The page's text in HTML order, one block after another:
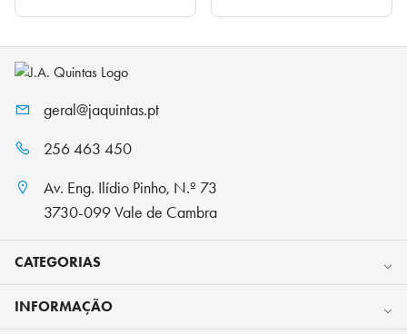
geral@jaquintas.pt
256 463 450
Av. Eng. Ilídio Pinho, N.º 73
3730-099 Vale de Cambra
CATEGORIAS
INFORMAÇÃO